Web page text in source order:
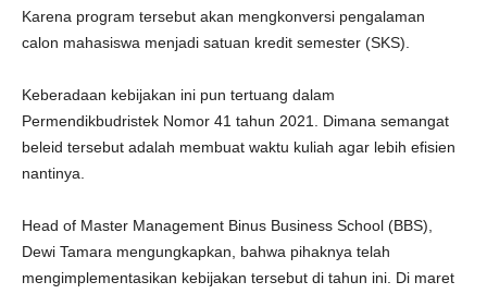
Karena program tersebut akan mengkonversi pengalaman
calon mahasiswa menjadi satuan kredit semester (SKS).
Keberadaan kebijakan ini pun tertuang dalam
Permendikbudristek Nomor 41 tahun 2021. Dimana semangat
beleid tersebut adalah membuat waktu kuliah agar lebih efisien
nantinya.
Head of Master Management Binus Business School (BBS),
Dewi Tamara mengungkapkan, bahwa pihaknya telah
mengimplementasikan kebijakan tersebut di tahun ini. Di maret